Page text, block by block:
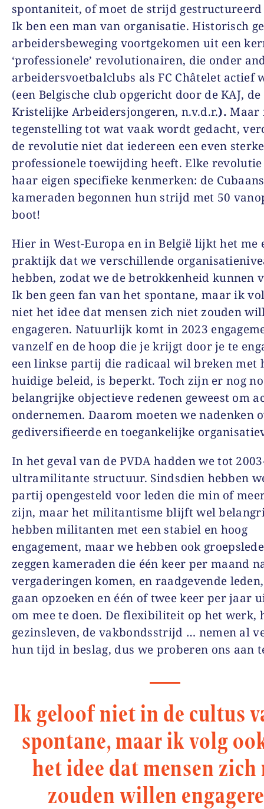
spontaniteit, of moet de strijd gestructureerd
Ik ben een man van organisatie. Historisch
arbeidersbeweging voortgekomen uit een
‘professionele’ revolutionairen, die onder
arbeidersvoetbalclubs als FC Châtelet actief
(een Belgische club opgericht door de KAJ, de
Kristelijke Arbeidersjongeren, n.v.d.r.). Maar
tegenstelling tot wat vaak wordt gedacht,
de revolutie niet dat iedereen een even sterke
professionele toewijding heeft. Elke
haar eigen specifieke kenmerken: de
kameraden begonnen hun strijd met 50
boot!
Hier in West-Europa en in België lijkt het me
praktijk dat we verschillende
hebben, zodat we de betrokkenheid kunnen
Ik ben geen fan van het spontane, maar ik
niet het idee dat mensen zich niet zouden
engageren. Natuurlijk komt in 2023
vanzelf en de hoop die je krijgt door je te
een linkse partij die radicaal wil breken met
huidige beleid, is beperkt. Toch zijn er nog
belangrijke objectieve redenen geweest om
ondernemen. Daarom moeten we nadenken
gediversifieerde en toegankelijke
In het geval van de PVDA hadden we tot
ultramilitante structuur. Sindsdien hebben
partij opengesteld voor leden die min of
zijn, maar het militantisme blijft wel
hebben militanten met een stabiel en hoog
engagement, maar we hebben ook
zeggen kameraden die één keer per maand
vergaderingen komen, en raadgevende
gaan opzoeken en één of twee keer per jaar
om mee te doen. De flexibiliteit op het werk,
gezinsleven, de vakbondsstrijd … nemen al
hun tijd in beslag, dus we proberen ons aan
Ik geloof niet in de cultus
spontane, maar ik volg
het idee dat mensen
zouden willen